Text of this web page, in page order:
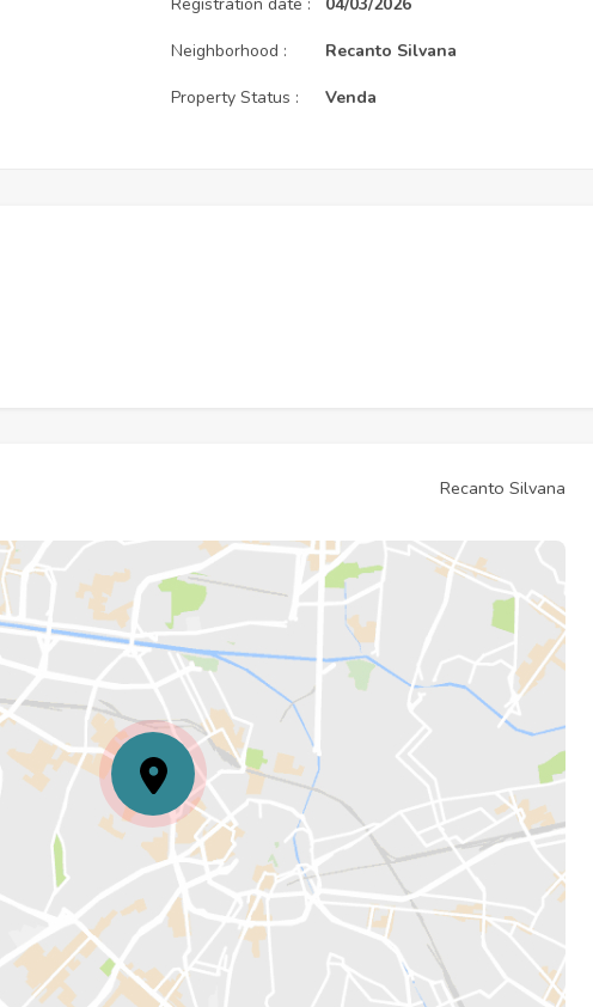
Neighborhood :
Property Status :
Recanto Silvana
Venda
Recanto Silvana